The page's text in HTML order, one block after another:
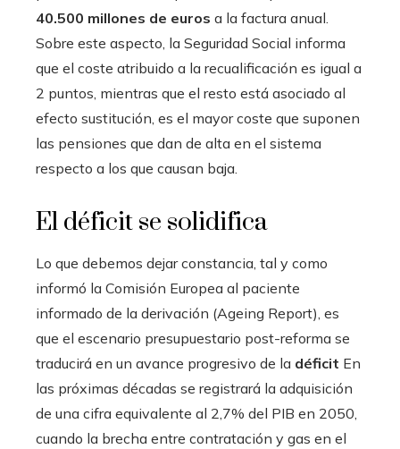
40.500 millones de euros a la factura anual.
Sobre este aspecto, la Seguridad Social informa
que el coste atribuido a la recualificación es igual a
2 puntos, mientras que el resto está asociado al
efecto sustitución, es el mayor coste que suponen
las pensiones que dan de alta en el sistema
respecto a los que causan baja.
El déficit se solidifica
Lo que debemos dejar constancia, tal y como
informó la Comisión Europea al paciente
informado de la derivación (Ageing Report), es
que el escenario presupuestario post-reforma se
traducirá en un avance progresivo de la déficit En
las próximas décadas se registrará la adquisición
de una cifra equivalente al 2,7% del PIB en 2050,
cuando la brecha entre contratación y gas en el